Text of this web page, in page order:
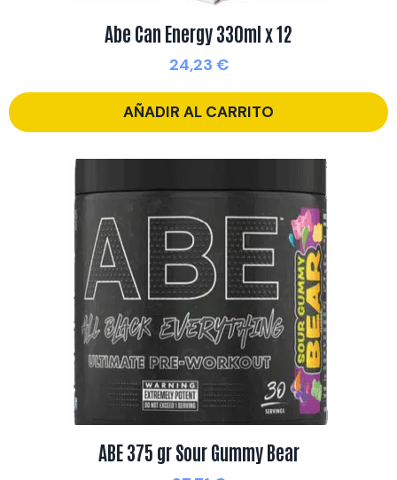
Abe Can Energy 330ml x 12
24,23 €
AÑADIR AL CARRITO
ABE 375 gr Sour Gummy Bear